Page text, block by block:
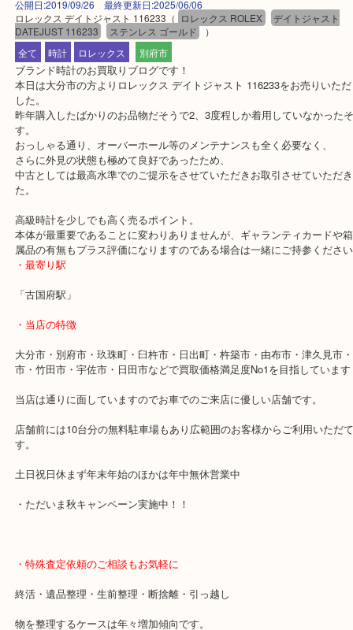
公開日:2019/09/26 最終更新日:2025/06/06
ロレックス デイトジャスト 116233
（ ロレックス ROLEX
デイトジャ
DATEJUST 116233
ステンレス ゴールド ）
全て
ブランド時計のお買取りブログです！
本日は大分市の方よりロレックス デイトジャスト 116233をお売り
した。
昨年購入したばかりのお品物だそうで2、3度程しか着用していなか
す。
おっしゃる通り、オーバーホール等のメンテナンスも全く必要なく
さらに外見の状態も極めて良好であったため、
中古としては最高水準でのご提示をさせていただきお取引させてい
本体が最重要であることに変わりありませんが、ギャランティカー
・最寄り駅
「古国府駅」
・当店の特徴
大分市・別府市・玖珠町・臼杵市・日出町・杵築市・由布市・津久
市・竹田市・宇佐市・日田市などで買取価格満足度No1を目指して
当店は通りに面していますのでお車でのご来店に優しい店舗です。
・ただいま秋キャンペーン実施中！！